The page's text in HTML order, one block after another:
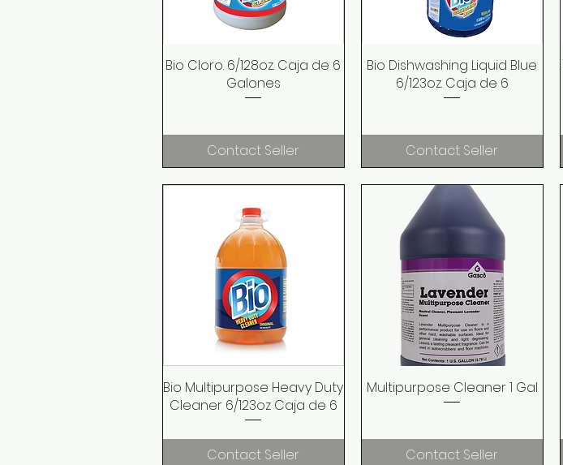
Quick View
Bio Cloro. 6/128oz. Caja de 6
Galones
Contact Seller
Quick View
Bio Dishwashing Liquid Blue
6/123oz. Caja de 6
Contact Seller
Quick View
Bio Multipurpose Heavy Duty
Cleaner 6/123oz Caja de 6
Contact Seller
Quick View
Multipurpose Cleaner 1 Gal
Contact Seller